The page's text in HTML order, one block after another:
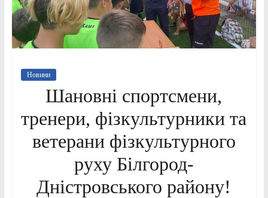
Новини
Шановні спортсмени,
тренери, фізкультурники та
ветерани фізкультурного
руху Білгород-
Дністровського району!